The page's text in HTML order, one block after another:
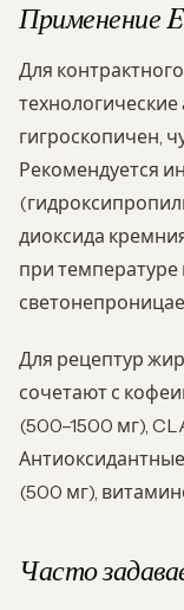
Применение
Для
технологические
гигроскопичен,
Рекомендуется
диоксида
при температуре
Для рецептур
сочетают с
(500–1500 мг),
(500 мг),
Часто